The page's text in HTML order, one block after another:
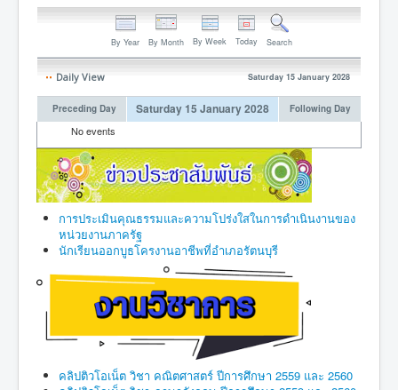
By Year By Month By Week Today Search
Daily View Saturday 15 January 2028
Preceding Day Saturday 15 January 2028 Following Day
No events
การประเมินคุณธรรมและความโปร่งใสในการดำเนินงานของ
หน่วยงานภาครัฐ
นักเรียนออกบูธโครงานอาชีพที่อำเภอรัตนบุรี
คลิปติวโอเน็ต วิชา คณิตศาสตร์ ปีการศึกษา 2559 และ 2560